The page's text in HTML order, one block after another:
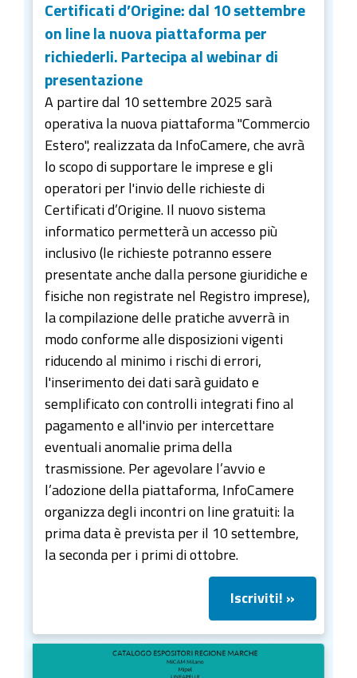
Certificati d’Origine: dal 10 settembre
on line la nuova piattaforma per
richiederli. Partecipa al webinar di
presentazione
A partire dal 10 settembre 2025 sarà
operativa la nuova piattaforma "Commercio
Estero", realizzata da InfoCamere, che avrà
lo scopo di supportare le imprese e gli
operatori per l'invio delle richieste di
Certificati d’Origine. Il nuovo sistema
informatico permetterà un accesso più
inclusivo (le richieste potranno essere
presentate anche dalla persone giuridiche e
fisiche non registrate nel Registro imprese),
la compilazione delle pratiche avverrà in
modo conforme alle disposizioni vigenti
riducendo al minimo i rischi di errori,
l'inserimento dei dati sarà guidato e
semplificato con controlli integrati fino al
pagamento e all'invio per intercettare
eventuali anomalie prima della
trasmissione. Per agevolare l’avvio e
l’adozione della piattaforma, InfoCamere
organizza degli incontri on line gratuiti: la
prima data è prevista per il 10 settembre,
la seconda per i primi di ottobre.
Iscriviti! »